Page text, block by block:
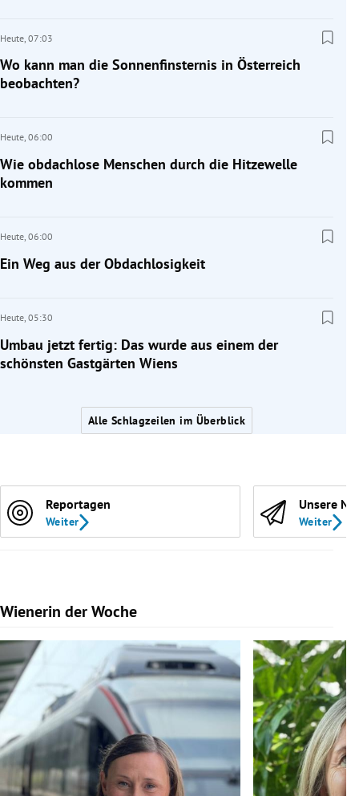
Heute, 07:03
Wo kann man die Sonnenfinsternis in Österreich
beobachten?
Heute, 06:00
Wie obdachlose Menschen durch die Hitzewelle
kommen
Heute, 06:00
Ein Weg aus der Obdachlosigkeit
Heute, 05:30
Umbau jetzt fertig: Das wurde aus einem der
schönsten Gastgärten Wiens
Alle Schlagzeilen im Überblick
Reportagen
Weiter
Unsere
Weiter
Wienerin der Woche
Slide 1 von 7